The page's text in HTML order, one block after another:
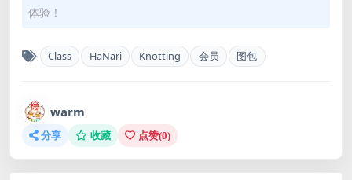
体验！
Class HaNari Knotting 会员 图包
warm
分享 收藏 点赞(0)